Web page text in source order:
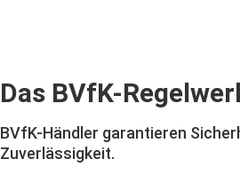
Das BVfK-
BVfK-Händler garantieren
Zuverlässigkeit.